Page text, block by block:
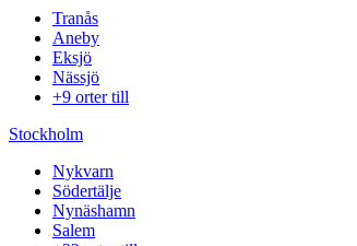
Tranås
Aneby
Eksjö
Nässjö
+9 orter till
Stockholm
Nykvarn
Södertälje
Nynäshamn
Salem